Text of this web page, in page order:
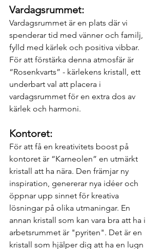
Vardagsrummet:
Vardagsrummet är en plats där vi
spenderar tid med vänner och familj,
fylld med kärlek och positiva vibbar.
För att förstärka denna atmosfär är
“Rosenkvarts” - kärlekens kristall, ett
underbart val att placera i
vardagsrummet för en extra dos av
kärlek och harmoni.
Kontoret:
För att få en kreativitets boost på
kontoret är “Karneolen” en utmärkt
kristall att ha nära. Den främjar ny
inspiration, genererar nya idéer och
öppnar upp sinnet för kreativa
lösningar på olika utmaningar. En
annan kristall som kan vara bra att ha i
arbetsrummet är "pyriten". Det är en
kristall som hjälper dig att ha en lugn